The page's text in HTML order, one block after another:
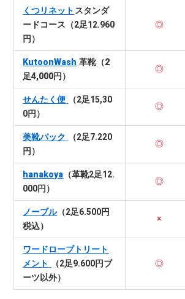
くつリネット スタンダ
ードコース（2足12.960
円）
◎
KutoonWash 革靴（2
足4,000円）
◎
せんたく便
（2足15,30
0円）
◎
美靴パック
（2足7.220
円）
◎
hanakoya （革靴2足12.
000円）
◎
ノーブル（2足6.500円
税込）
×
ワードローブトリート
メント
（2足9.600円ブ
ーツ以外）
◎